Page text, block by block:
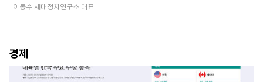
이동수 세대정치연구소 대표
경제